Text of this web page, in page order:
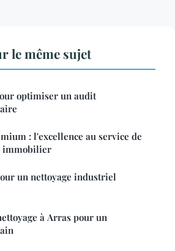
le même sujet
optimiser un audit
: l'excellence au service de
immobilier
un nettoyage industriel
à Arras pour un